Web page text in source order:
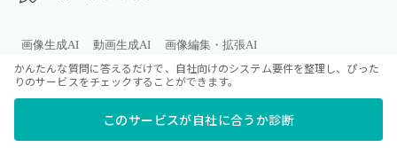
画像生成AI 動画生成AI
画像編集・拡張AI
画像認識・画像解析AI
アバター動画生成AI
顔認証AI
映像解析AI
動画要約・ハイライト生成AI
商品画像自動生成AI
かんたんな質問に答えるだけで、自社向けのシステム要件を整理し、ぴった
りのサービスをチェックすることができます。
このサービスが自社に合うか診断